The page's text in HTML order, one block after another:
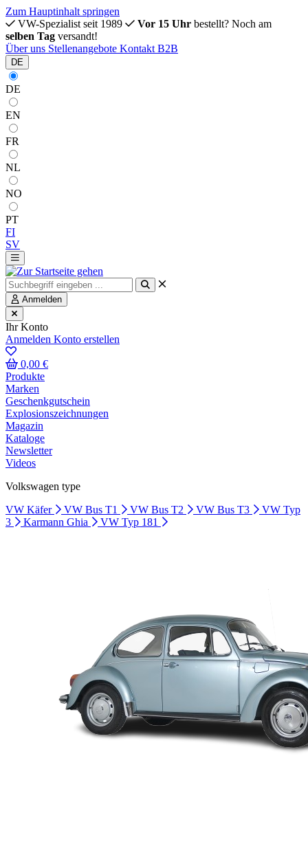
Zum Hauptinhalt springen
VW-Spezialist seit 1989
Vor 15 Uhr bestellt? Noch am
selben Tag versandt!
Über uns Stellenangebote Kontakt B2B
DE
DE
EN
FR
NL
NO
PT
FI
SV
Anmelden
Ihr Konto
Anmelden Konto erstellen
0,00 €
Produkte
Marken
Geschenkgutschein
Explosionszeichnungen
Magazin
Kataloge
Newsletter
Videos
Volkswagen type
VW Käfer
VW Bus T1 VW Bus T2 VW Bus T3
VW Typ
3
Karmann Ghia VW Typ 181